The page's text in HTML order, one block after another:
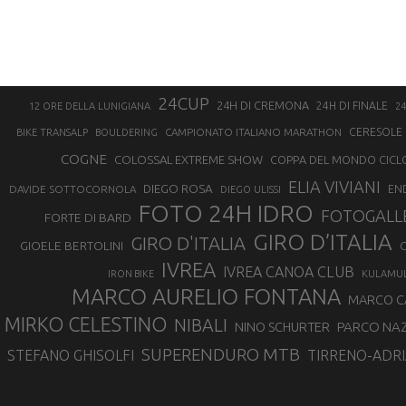
12 ORE DELLA LUNIGIANA 24CUP 24H DI CREMONA 24H DI FINALE
BIKE TRANSALP BOULDERING CAMPIONATO ITALIANO MARATHON CERESOLE
COGNE COLOSSAL EXTREME SHOW COPPA DEL MONDO
DAVIDE SOTTOCORNOLA DIEGO ROSA DIEGO ULISSI ELIA VIVIANI
FORTE DI BARD FOTO 24H IDRO
GIOELE BERTOLINI GIRO D'ITALIA GIRO D’ITALIA
IRON BIKE IVREA IVREA CANOA CLUB
MARCO AURELIO FONTANA MARCO
MIRKO CELESTINO NIBALI NINO SCHURTER PARCO
STEFANO GHISOLFI SUPERENDURO MTB TIRRENO-